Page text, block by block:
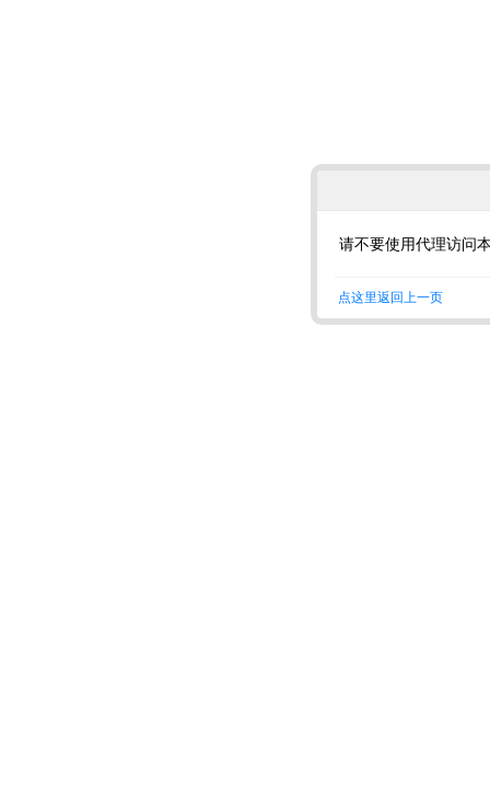
请不要使用代理访问
点这里返回上一页